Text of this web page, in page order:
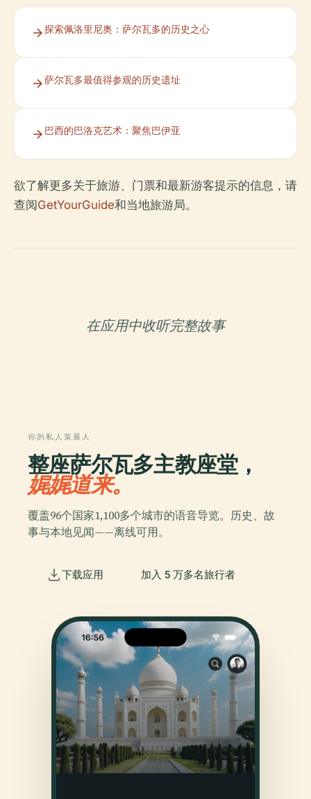
探索佩洛里尼奥：萨尔瓦多的历史之心
萨尔瓦多最值得参观的历史遗址
巴西的巴洛克艺术：聚焦巴伊亚
欲了解更多关于旅游、门票和最新游客提示的信息，请
查阅GetYourGuide和当地旅游局。
在应用中收听完整故事
你的私人策展人
整座萨尔瓦多主教座堂，
娓娓道来。
覆盖96个国家1,100多个城市的语音导览。历史、故
事与本地见闻——离线可用。
下载应用 加入 5 万多名旅行者